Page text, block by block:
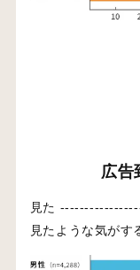
広告
見た
見たような気が